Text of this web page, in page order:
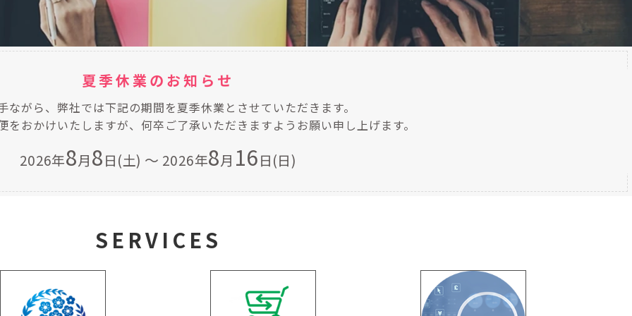
夏季休業のお知らせ
ながら、弊社では下記の期間を夏季休業とさせていただきます。
をおかけいたしますが、何卒ご了承いただきますようお願い申し上げます。
2026年8月8日(土) ～ 2026年8月 16日(日)
SERVICES